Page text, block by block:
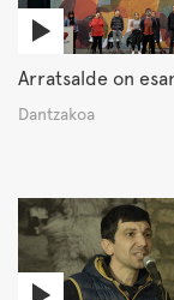
Arratsalde on
Dantzakoa